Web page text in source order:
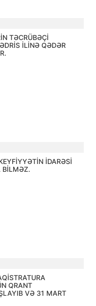
TƏCRÜBƏÇİ
İLİNƏ QƏDƏR
İDARƏSİ
BİLMƏZ.
QRANT
VƏ 31 MART